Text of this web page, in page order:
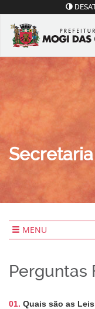
MENU
Perguntas
01. Quais são as